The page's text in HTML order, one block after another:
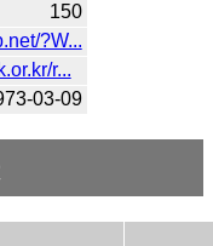
150
?W...
r...
03-09